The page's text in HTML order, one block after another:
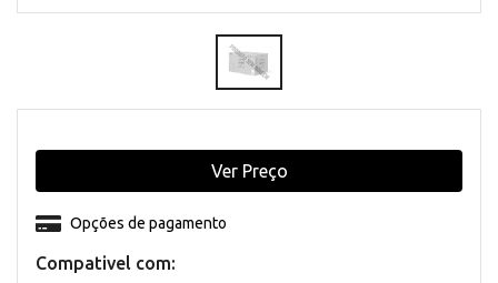
Compativel com:
Opções de pagamento
Ver Preço